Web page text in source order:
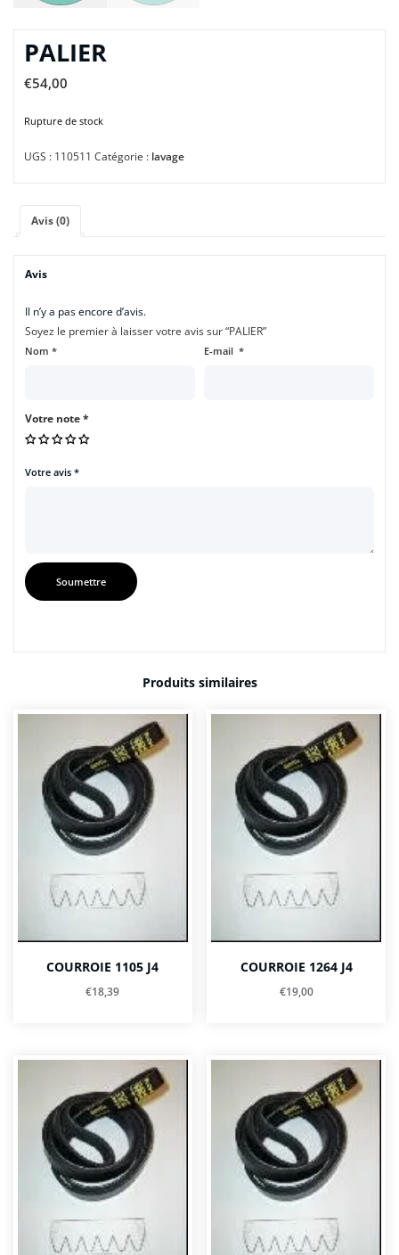
PALIER
€54,00
Rupture de stock
UGS : 110511 Catégorie : lavage
Avis (0)
Avis
Il n’y a pas encore d’avis.
Soyez le premier à laisser votre avis sur “PALIER”
Nom * E-mail *
Votre note*
Votre avis *
Produits similaires
COURROIE 1105 J4
€18,39
COURROIE 1264 J4
€19,00